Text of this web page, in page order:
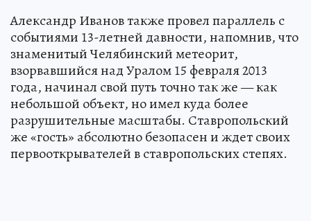
Александр Иванов также провел параллель с
событиями 13-летней давности, напомнив, что
знаменитый Челябинский метеорит,
взорвавшийся над Уралом 15 февраля 2013
года, начинал свой путь точно так же — как
небольшой объект, но имел куда более
разрушительные масштабы. Ставропольский
же «гость» абсолютно безопасен и ждет своих
первооткрывателей в ставропольских степях.